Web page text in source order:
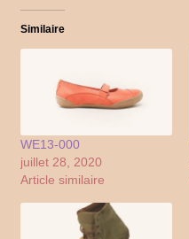
Similaire
WE13-000
juillet 28, 2020
Article similaire